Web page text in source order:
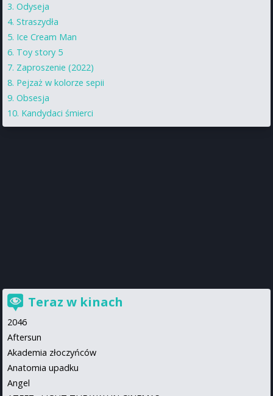
Odyseja
Straszydła
Ice Cream Man
Toy story 5
Zaproszenie (2022)
Pejzaż w kolorze sepii
Obsesja
Kandydaci śmierci
Teraz w kinach
2046
Aftersun
Akademia złoczyńców
Anatomia upadku
Angel